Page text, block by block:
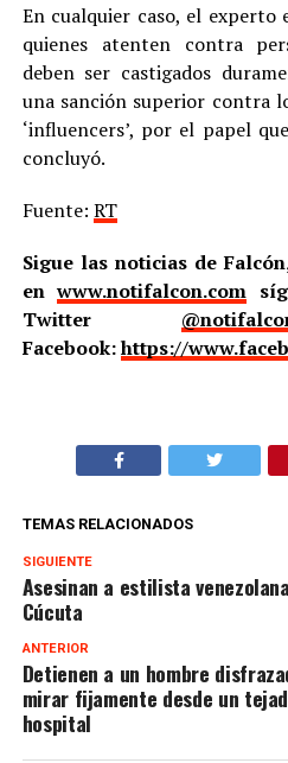
En cualquier caso, el
quienes atenten contra
deben ser castigados
una sanción superior contra
‘influencers’, por el papel
concluyó.
Fuente: RT
Sigue las noticias de
enwww.notifalcon.com
Twitter
Facebook:https://
TEMAS RELACIONADOS
SIGUIENTE
Asesinan a estilista
Cúcuta
ANTERIOR
Detienen a un hombre
mirar fijamente desde un
hospital